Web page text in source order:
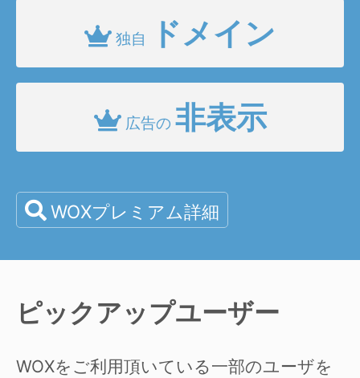
独自 ドメイン
広告の 非表示
WOXプレミアム詳細
ピックアップユーザー
WOXをご利用頂いている一部のユーザを